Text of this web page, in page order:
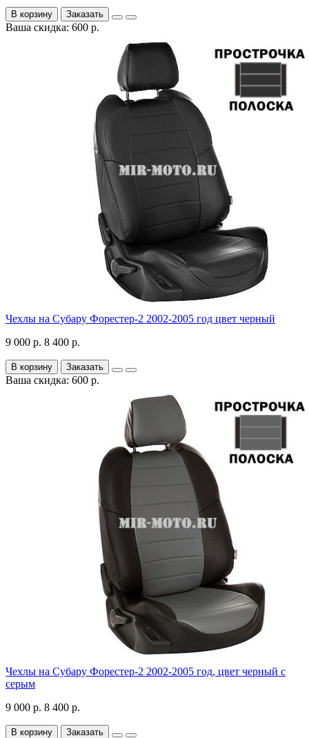
В корзину Заказать
Ваша скидка: 600 р.
Чехлы на Субару Форестер-2 2002-2005 год цвет черный
9 000 р. 8 400 р.
В корзину Заказать
Ваша скидка: 600 р.
Чехлы на Субару Форестер-2 2002-2005 год, цвет черный с
серым
9 000 р. 8 400 р.
В корзину Заказать